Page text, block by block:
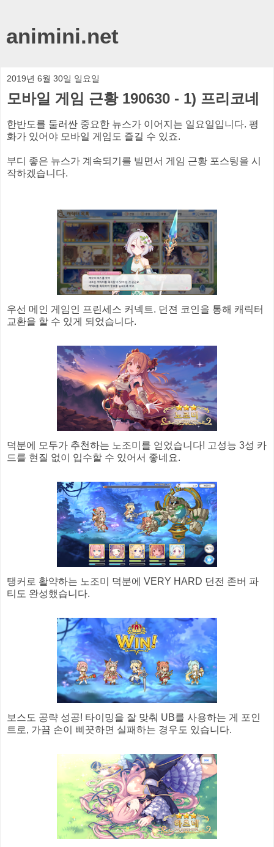
animini.net
2019년 6월 30일 일요일
모바일 게임 근황 190630 - 1) 프리코네
한반도를 둘러싼 중요한 뉴스가 이어지는 일요일입니다. 평
화가 있어야 모바일 게임도 즐길 수 있죠.
부디 좋은 뉴스가 계속되기를 빌면서 게임 근황 포스팅을 시
작하겠습니다.
우선 메인 게임인 프린세스 커넥트. 던젼 코인을 통해 캐릭터
교환을 할 수 있게 되었습니다.
덕분에 모두가 추천하는 노조미를 얻었습니다! 고성능 3성 카
드를 현질 없이 입수할 수 있어서 좋네요.
탱커로 활약하는 노조미 덕분에 VERY HARD 던전 존버 파
티도 완성했습니다.
보스도 공략 성공! 타이밍을 잘 맞춰 UB를 사용하는 게 포인
트로, 가끔 손이 삐끗하면 실패하는 경우도 있습니다.